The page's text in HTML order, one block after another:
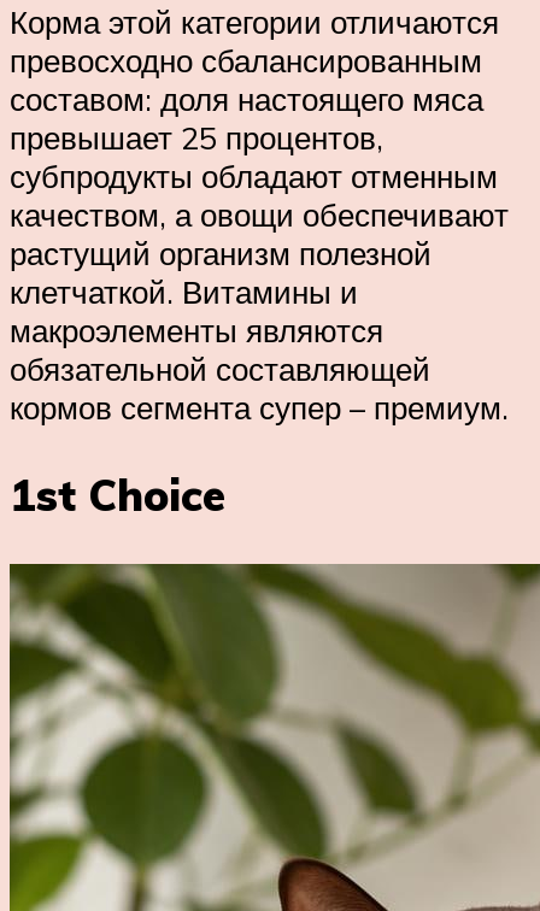
Корма этой категории отличаются
превосходно сбалансированным
составом: доля настоящего мяса
превышает 25 процентов,
субпродукты обладают отменным
качеством, а овощи обеспечивают
растущий организм полезной
клетчаткой. Витамины и
макроэлементы являются
обязательной составляющей
кормов сегмента супер – премиум.
1st Choice